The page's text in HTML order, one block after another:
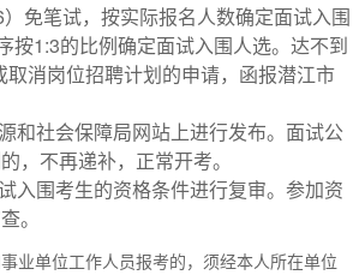
免笔试，按实际报名人数确定面试入围
按1:3的比例确定面试入围人选。达不到
消岗位招聘计划的申请，函报潜江市
和社会保障局网站上进行发布。面试公
，不再递补，正常开考。
入围考生的资格条件进行复审。参加资
。
单位工作人员报考的，须经本人所在单位